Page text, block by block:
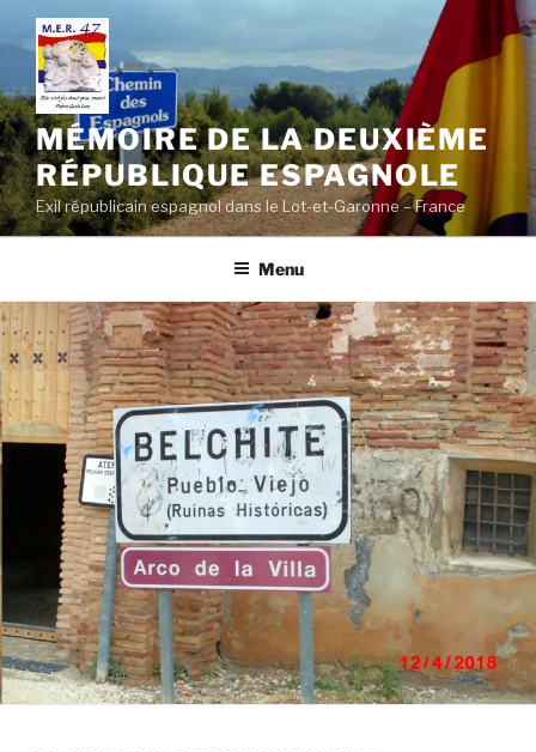
contenu
principal
MÉMOIRE DE LA DEUXIÈME
RÉPUBLIQUE ESPAGNOLE
Exil républicain espagnol dans le Lot-et-Garonne – France
Menu